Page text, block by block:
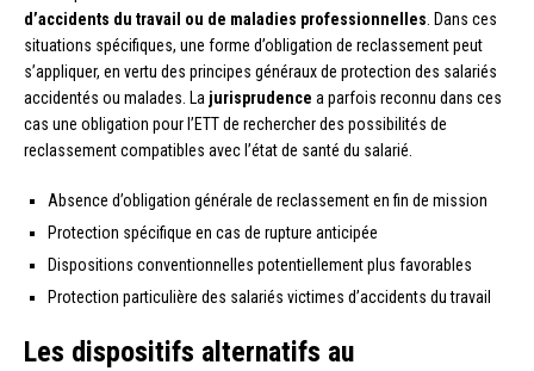
d’accidents du travail ou de maladies professionnelles. Dans ces
situations spécifiques, une forme d’obligation de reclassement peut
s’appliquer, en vertu des principes généraux de protection des salariés
accidentés ou malades. La jurisprudence a parfois reconnu dans ces
cas une obligation pour l’ETT de rechercher des possibilités de
reclassement compatibles avec l’état de santé du salarié.
Absence d’obligation générale de reclassement en fin de mission
Protection spécifique en cas de rupture anticipée
Dispositions conventionnelles potentiellement plus favorables
Protection particulière des salariés victimes d’accidents du travail
Les dispositifs alternatifs au